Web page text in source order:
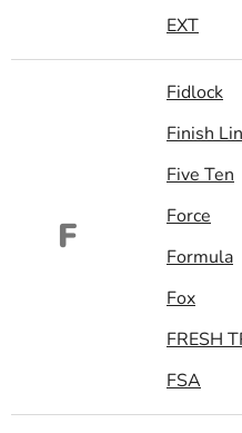
EXT
F
Fidlock
Finish
Five Ten
Force
Formula
Fox
FRESH
FSA